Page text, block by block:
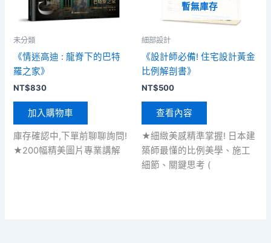
未分類
《情迷高迪 : 龍脊下的巴特
羅之家》
NT$830
加入購物車
庫存確認中,下單前聊聊詢問!
★200幅精美圖片專業講解
暫無庫存
細部設計
《設計師必備! 住宅設計黃金
比例解剖書》
NT$500
查看內容
★細緻美感精準掌握! 日本建
築師最懂的比例美學、施工
細節、關鍵思考 (